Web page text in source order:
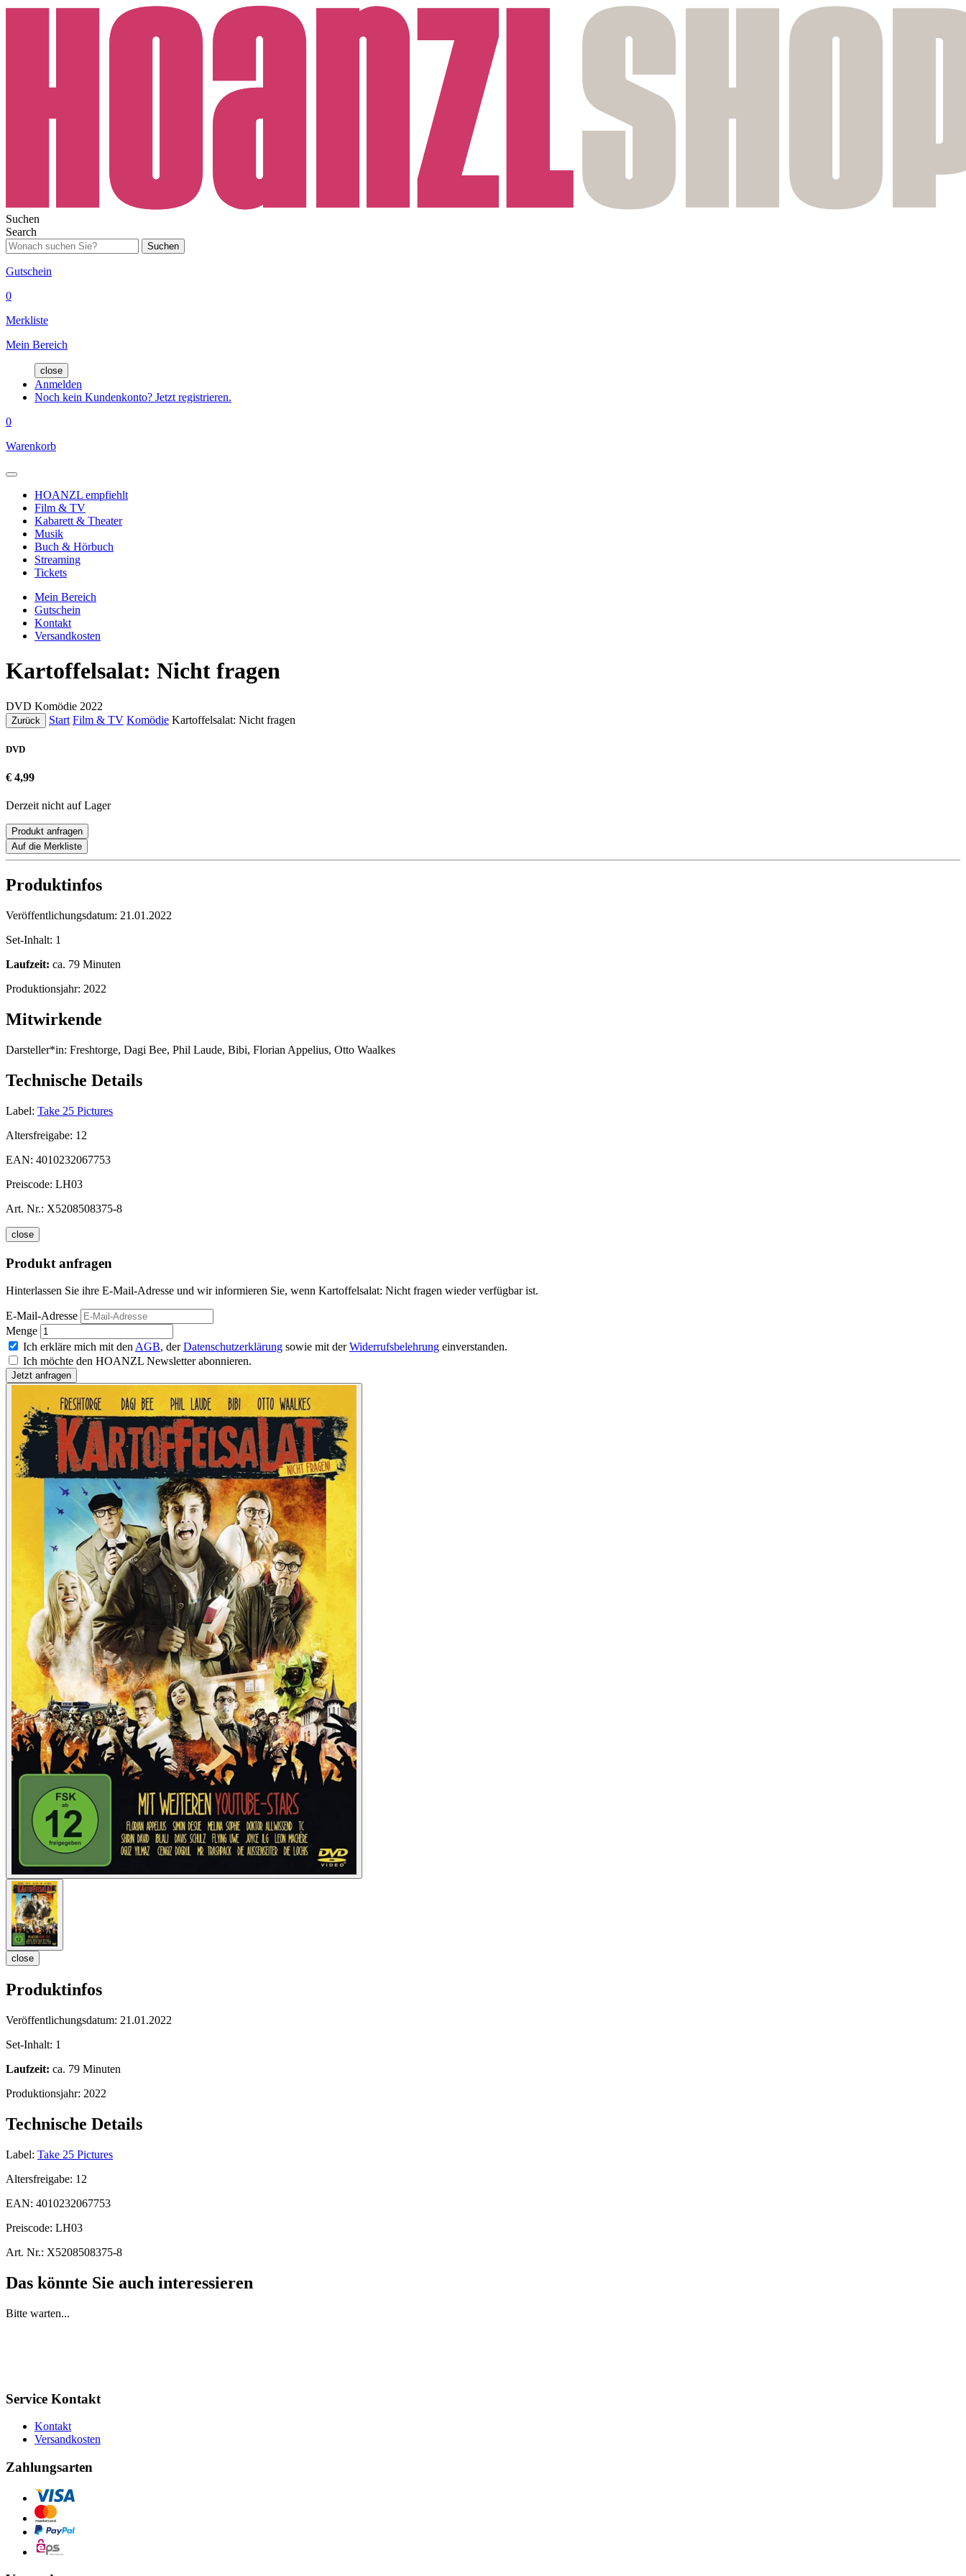
Suchen
Search
Suchen
Gutschein
0
Merkliste
Mein Bereich
close
Anmelden
Noch kein Kundenkonto? Jetzt registrieren.
0
Warenkorb
HOANZL empfiehlt
Film & TV
Kabarett & Theater
Musik
Buch & Hörbuch
Streaming
Tickets
Mein Bereich
Gutschein
Kontakt
Versandkosten
Kartoffelsalat: Nicht fragen
DVD Komödie 2022
Zurück Start Film & TV Komödie Kartoffelsalat: Nicht fragen
DVD
€ 4,99
Derzeit nicht auf Lager
Produkt anfragen
Auf die Merkliste
Produktinfos
Veröffentlichungsdatum: 21.01.2022
Set-Inhalt: 1
Laufzeit: ca. 79 Minuten
Produktionsjahr: 2022
Mitwirkende
Darsteller*in: Freshtorge, Dagi Bee, Phil Laude, Bibi, Florian Appelius, Otto Waalkes
Technische Details
Label: Take 25 Pictures
Altersfreigabe: 12
EAN: 4010232067753
Preiscode: LH03
Art. Nr.: X5208508375-8
close
Produkt anfragen
Hinterlassen Sie ihre E-Mail-Adresse und wir informieren Sie, wenn Kartoffelsalat: Nicht fragen wieder verfügbar ist.
E-Mail-Adresse
Menge
Ich erkläre mich mit den AGB, derDatenschutzerklärung sowie mit derWiderrufsbelehrung einverstanden.
Ich möchte den HOANZL Newsletter abonnieren.
close
Produktinfos
Veröffentlichungsdatum: 21.01.2022
Set-Inhalt: 1
Laufzeit: ca. 79 Minuten
Produktionsjahr: 2022
Technische Details
Label: Take 25 Pictures
Altersfreigabe: 12
EAN: 4010232067753
Preiscode: LH03
Art. Nr.: X5208508375-8
Das könnte Sie auch interessieren
Bitte warten...
Service Kontakt
Kontakt
Versandkosten
Zahlungsarten